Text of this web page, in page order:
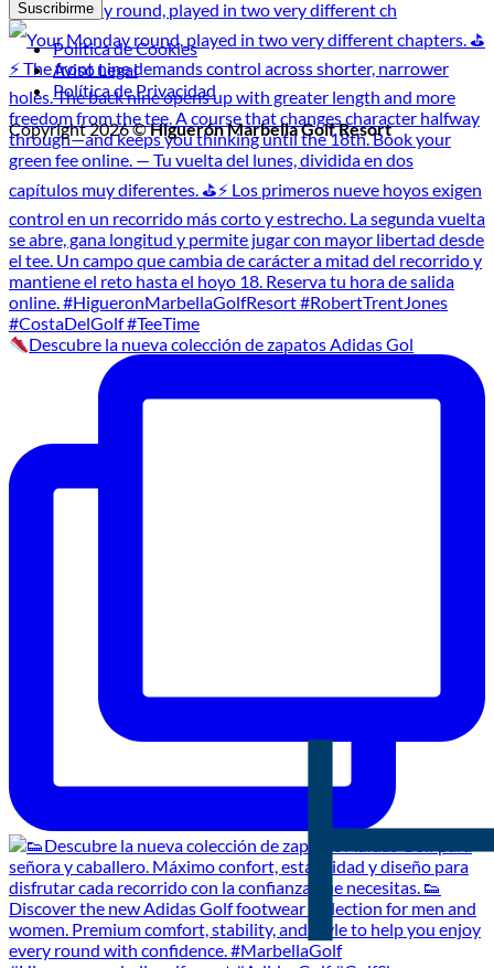
Your Monday round, played in two very different ch
Descubre la nueva colección de zapatos Adidas Gol
Política de Cookies
Aviso Legal
Política de Privacidad
Copyright 2026 ©Higuerón Marbella Golf Resort